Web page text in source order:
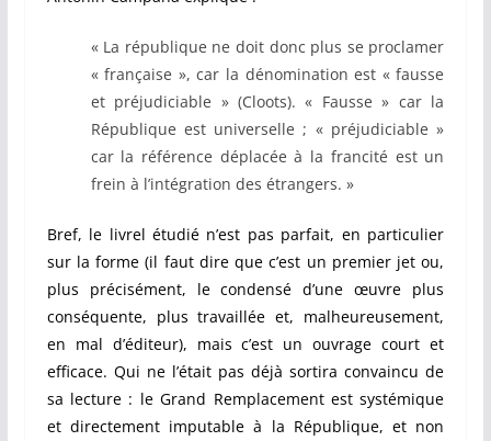
« La république ne doit donc plus se proclamer
« française », car la dénomination est « fausse
et préjudiciable » (Cloots). « Fausse » car la
République est universelle ; « préjudiciable »
car la référence déplacée à la francité est un
frein à l’intégration des étrangers. »
Bref, le livrel étudié n’est pas parfait, en particulier
sur la forme (il faut dire que c’est un premier jet ou,
plus précisément, le condensé d’une œuvre plus
conséquente, plus travaillée et, malheureusement,
en mal d’éditeur), mais c’est un ouvrage court et
efficace. Qui ne l’était pas déjà sortira convaincu de
sa lecture : le Grand Remplacement est systémique
et directement imputable à la République, et non